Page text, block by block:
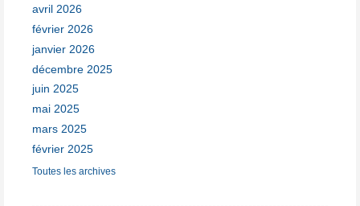
avril 2026
février 2026
janvier 2026
décembre 2025
juin 2025
mai 2025
mars 2025
février 2025
Toutes les archives